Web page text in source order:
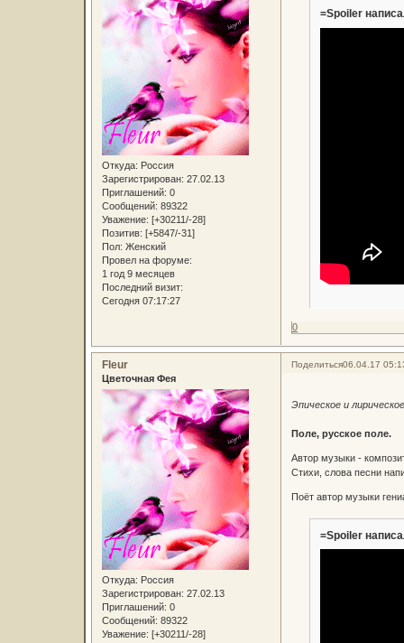
Откуда: Россия
Зарегистрирован: 27.02.13
Приглашений: 0
Сообщений: 89322
Уважение: [+30211/-28]
Позитив: [+5847/-31]
Пол: Женский
Провел на форуме:
1 год 9 месяцев
Последний визит:
Сегодня 07:17:27
=Spoiler
0
Поделиться06.04.17
Fleur
Цветочная Фея
Откуда: Россия
Зарегистрирован: 27.02.13
Приглашений: 0
Сообщений: 89322
Уважение: [+30211/-28]
Эпическое и
Поле, русское поле.
Автор музыки -
Стихи, слова песни
Поёт автор музыки
=Spoiler